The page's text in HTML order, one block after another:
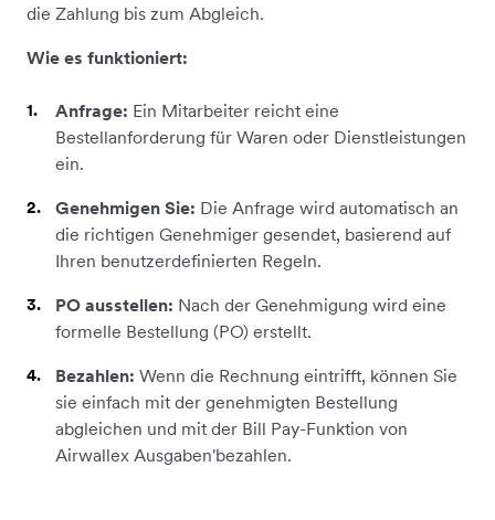
die Zahlung bis zum Abgleich.
Wie es funktioniert:
Anfrage: Ein Mitarbeiter reicht eine
Bestellanforderung für Waren oder Dienstleistungen
ein.
Genehmigen Sie: Die Anfrage wird automatisch an
die richtigen Genehmiger gesendet, basierend auf
Ihren benutzerdefinierten Regeln.
PO ausstellen: Nach der Genehmigung wird eine
formelle Bestellung (PO) erstellt.
Bezahlen: Wenn die Rechnung eintrifft, können Sie
sie einfach mit der genehmigten Bestellung
abgleichen und mit der Bill Pay-Funktion von
Airwallex Ausgaben'bezahlen.